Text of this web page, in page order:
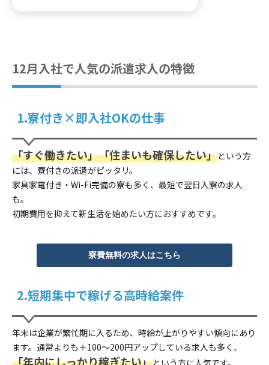
12月入社で人気の派遣求人の特徴
1.寮付き×即入社OKの仕事
「すぐ働きたい」「住まいも確保したい」という方
には、寮付きの派遣がピッタリ。
家具家電付き・Wi-Fi完備の寮も多く、最短で翌日入寮の求人
も。
初期費用を抑えて新生活を始めたい方におすすめです。
寮費無料の求人はこちら
2.短期集中で稼げる高時給案件
年末は企業が繁忙期に入るため、時給が上がりやすい傾向にあり
ます。通常よりも＋100～200円アップしている求人も多く、
「年内にしっかり稼ぎたい」